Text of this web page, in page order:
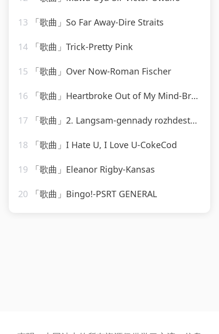
13 「歌曲」So Far Away-Dire Straits
14 「歌曲」Trick-Pretty Pink
15 「歌曲」Over Now-Roman Fischer
16 「歌曲」Heartbroke Out of My Mind-Brooks & Dunn
17 「歌曲」2. Langsam-gennady rozhdestvensky、jean martinon、Paris Conservatoire Orchestra
18 「歌曲」I Hate U, I Love U-CokeCod
19 「歌曲」Eleanor Rigby-Kansas
20 「歌曲」Bingo!-PSRT GENERAL